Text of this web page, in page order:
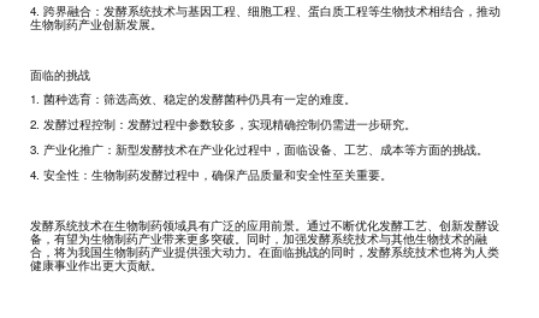
4. 跨界融合：发酵系统技术与基因工程、细胞工程、蛋白质工程等生物技术相结合，推动
生物制药产业创新发展。
面临的挑战
1. 菌种选育：筛选高效、稳定的发酵菌种仍具有一定的难度。
2. 发酵过程控制：发酵过程中参数较多，实现精确控制仍需进一步研究。
3. 产业化推广：新型发酵技术在产业化过程中，面临设备、工艺、成本等方面的挑战。
4. 安全性：生物制药发酵过程中，确保产品质量和安全性至关重要。
发酵系统技术在生物制药领域具有广泛的应用前景。通过不断优化发酵工艺、创新发酵设
备，有望为生物制药产业带来更多突破。同时，加强发酵系统技术与其他生物技术的融
合，将为我国生物制药产业提供强大动力。在面临挑战的同时，发酵系统技术也将为人类
健康事业作出更大贡献。